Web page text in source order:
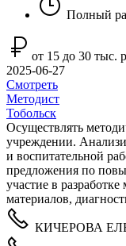
Полный
от 15 до 30 тыс.
2025-06-27
Смотреть
Методист
Тобольск
Осуществлять
учреждении.
и воспитательной
предложения по
участие в
материалов,
КИЧЕРОВА